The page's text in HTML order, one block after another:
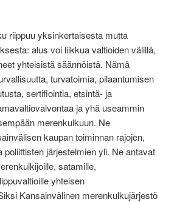
riippuu yksinkertaisesta mutta
alus voi liikkua valtioiden välillä,
yhteisistä säännöistä. Nämä
turvatoimia, pilaantumisen
sertifiointia, etsintä- ja
ja yhä useammin
merenkulkuun. Ne
kaupan toiminnan rajojen,
poliittisten järjestelmien yli. Ne antavat
satamille,
yhteisen
Kansainvälinen merenkulkujärjestö